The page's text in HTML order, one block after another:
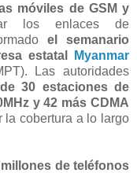
móviles de GSM y
los enlaces de
el semanario
estatal
Myanmar
Las autoridades
30 estaciones de
y 42 más CDMA
cobertura a lo largo
millones de teléfonos